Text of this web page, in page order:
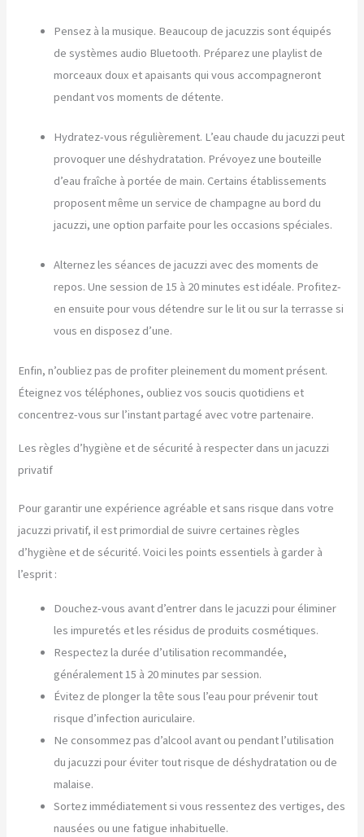
Pensez à la musique. Beaucoup de jacuzzis sont équipés
de systèmes audio Bluetooth. Préparez une playlist de
morceaux doux et apaisants qui vous accompagneront
pendant vos moments de détente.
Hydratez-vous régulièrement. L’eau chaude du jacuzzi peut
provoquer une déshydratation. Prévoyez une bouteille
d’eau fraîche à portée de main. Certains établissements
proposent même un service de champagne au bord du
jacuzzi, une option parfaite pour les occasions spéciales.
Alternez les séances de jacuzzi avec des moments de
repos. Une session de 15 à 20 minutes est idéale. Profitez-
en ensuite pour vous détendre sur le lit ou sur la terrasse si
vous en disposez d’une.
Enfin, n’oubliez pas de profiter pleinement du moment présent.
Éteignez vos téléphones, oubliez vos soucis quotidiens et
concentrez-vous sur l’instant partagé avec votre partenaire.
Les règles d’hygiène et de sécurité à respecter dans un jacuzzi
privatif
Pour garantir une expérience agréable et sans risque dans votre
jacuzzi privatif, il est primordial de suivre certaines règles
d’hygiène et de sécurité. Voici les points essentiels à garder à
l’esprit :
Douchez-vous avant d’entrer dans le jacuzzi pour éliminer
les impuretés et les résidus de produits cosmétiques.
Respectez la durée d’utilisation recommandée,
généralement 15 à 20 minutes par session.
Évitez de plonger la tête sous l’eau pour prévenir tout
risque d’infection auriculaire.
Ne consommez pas d’alcool avant ou pendant l’utilisation
du jacuzzi pour éviter tout risque de déshydratation ou de
malaise.
Sortez immédiatement si vous ressentez des vertiges, des
nausées ou une fatigue inhabituelle.